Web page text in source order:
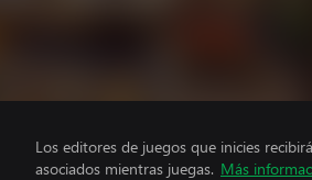
Los editores de juegos que inicies
asociados mientras juegas. Más